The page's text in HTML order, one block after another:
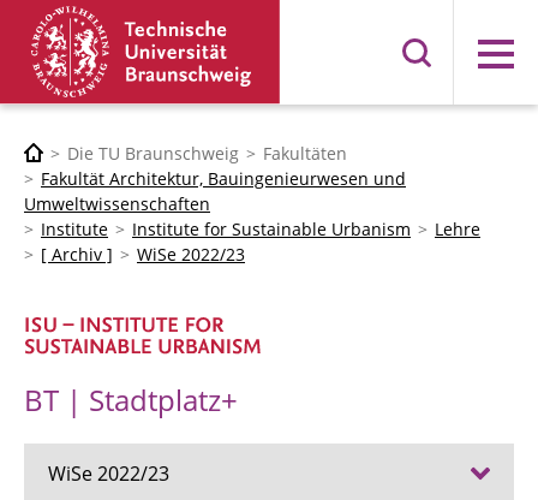
Menü
Die TU Braunschweig
Fakultäten
Fakultät Architektur, Bauingenieurwesen und
Umweltwissenschaften
Institute
Institute for Sustainable Urbanism
Lehre
[ Archiv ]
WiSe 2022/23
BT | Stadtplatz+
WiSe 2022/23